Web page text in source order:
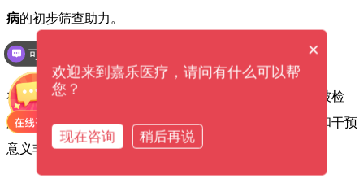
病的初步筛查助力。
在血液相关检测方面，
等指标都能被检
测，这对于糖尿病、高尿酸血症、高血脂
等疾病的预防和干预
意义非凡。
×
欢迎来到嘉乐医疗，请问有什么可以帮
您？
现在咨询 稍后再说